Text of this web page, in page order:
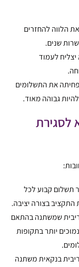
הלווה להחזרים
שנים.
לעמוד
את התשלומים
גבוהה מאוד.
לסגירת
תשלום קבוע לכל
בצורה יציבה.
שמשתנה בהתאם
יותר בתקופות
בנקאית משתנה